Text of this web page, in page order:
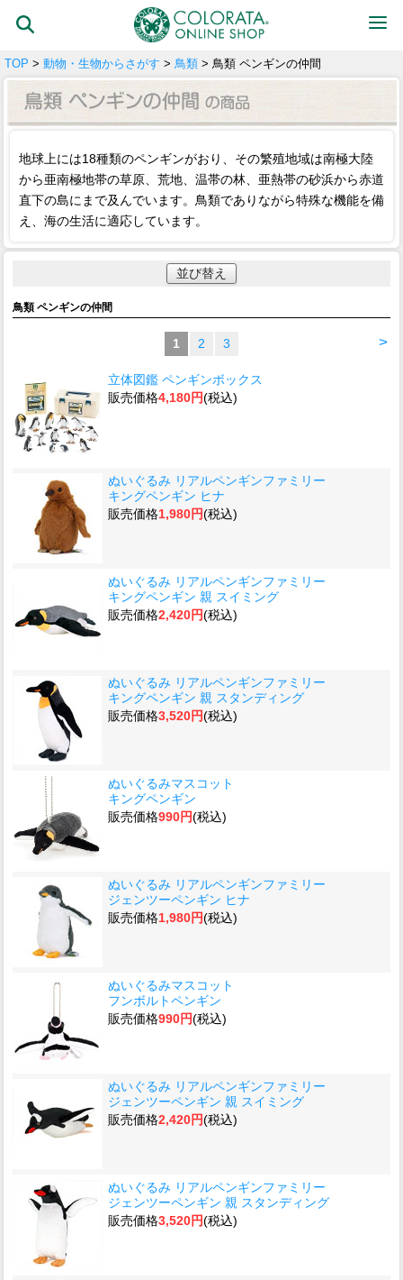
TOP > 動物・生物からさがす > 鳥類 > 鳥類 ペンギンの仲間
地球上には18種類のペンギンがおり、その繁殖地域は南極大陸
から亜南極地帯の草原、荒地、温帯の林、亜熱帯の砂浜から赤道
直下の島にまで及んでいます。鳥類でありながら特殊な機能を備
え、海の生活に適応しています。
並び替え
鳥類 ペンギンの仲間
>
1 2 3
立体図鑑 ペンギンボックス
販売価格4,180円(税込)
ぬいぐるみ リアルペンギンファミリー
キングペンギン ヒナ
販売価格1,980円(税込)
ぬいぐるみ リアルペンギンファミリー
キングペンギン 親 スイミング
販売価格2,420円(税込)
ぬいぐるみ リアルペンギンファミリー
キングペンギン 親 スタンディング
販売価格3,520円(税込)
ぬいぐるみマスコット
キングペンギン
販売価格990円(税込)
ぬいぐるみ リアルペンギンファミリー
ジェンツーペンギン ヒナ
販売価格1,980円(税込)
ぬいぐるみマスコット
フンボルトペンギン
販売価格990円(税込)
ぬいぐるみ リアルペンギンファミリー
ジェンツーペンギン 親 スイミング
販売価格2,420円(税込)
ぬいぐるみ リアルペンギンファミリー
ジェンツーペンギン 親 スタンディング
販売価格3,520円(税込)